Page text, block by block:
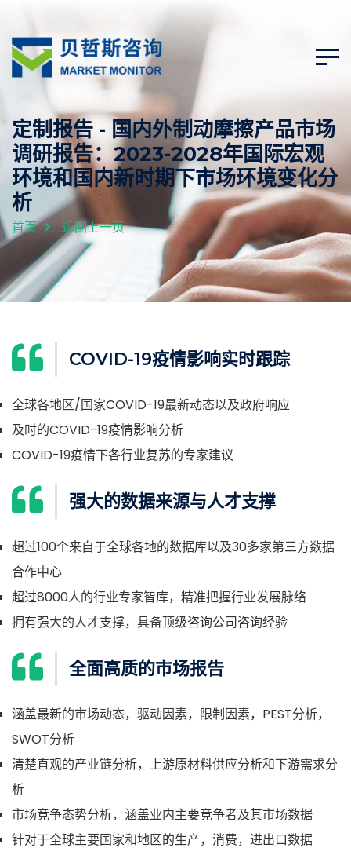
定制报告 - 国内外制动摩擦产品市场
调研报告：2023-2028年国际宏观
环境和国内新时期下市场环境变化分
析
首页 返回上一页
COVID-19疫情影响实时跟踪
全球各地区/国家COVID-19最新动态以及政府响应
及时的COVID-19疫情影响分析
COVID-19疫情下各行业复苏的专家建议
强大的数据来源与人才支撑
超过100个来自于全球各地的数据库以及30多家第三方数据
合作中心
超过8000人的行业专家智库，精准把握行业发展脉络
拥有强大的人才支撑，具备顶级咨询公司咨询经验
全面高质的市场报告
涵盖最新的市场动态，驱动因素，限制因素，PEST分析，
SWOT分析
清楚直观的产业链分析，上游原材料供应分析和下游需求分
析
市场竞争态势分析，涵盖业内主要竞争者及其市场数据
针对于全球主要国家和地区的生产，消费，进出口数据